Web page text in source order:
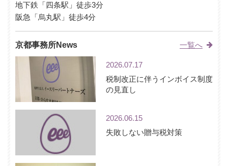
地下鉄「四条駅」徒歩3分
阪急「烏丸駅」徒歩4分
京都事務所News 一覧へ
2026.07.17
税制改正に伴うインボイス制度
の見直し
2026.06.15
失敗しない贈与税対策